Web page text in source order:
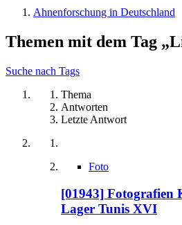
Ahnenforschung in Deutschland
Themen mit dem Tag
Suche nach Tags
Thema
Antworten
Letzte Antwort
Foto
[01943] Fotografien
Lager Tunis XVI